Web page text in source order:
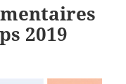
2019